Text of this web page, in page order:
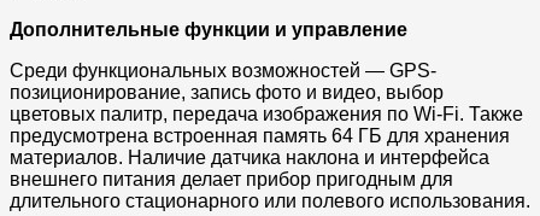
Дополнительные функции и управление
Среди функциональных возможностей — GPS-
позиционирование, запись фото и видео, выбор
цветовых палитр, передача изображения по Wi-Fi. Также
предусмотрена встроенная память 64 ГБ для хранения
материалов. Наличие датчика наклона и интерфейса
внешнего питания делает прибор пригодным для
длительного стационарного или полевого использования.